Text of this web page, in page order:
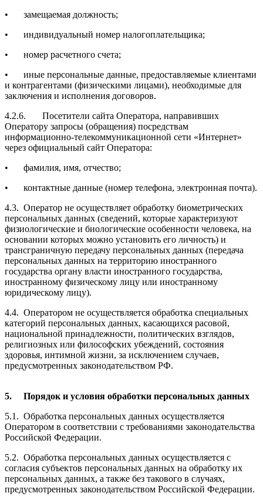
•
замещаемая должность;
•
индивидуальный номер налогоплательщика;
•
номер расчетного счета;
•
иные персональные данные, предоставляемые клиентами
и контрагентами (физическими лицами), необходимые для
заключения и исполнения договоров.
4.2.6.
Посетители сайта Оператора, направивших
Оператору запросы (обращения) посредствам
информационно-телекоммуникационной сети «Интернет»
через официальный сайт Оператора:
•
фамилия, имя, отчество;
•
контактные данные (номер телефона, электронная почта).
4.3. Оператор не осуществляет обработку биометрических
персональных данных (сведений, которые характеризуют
физиологические и биологические особенности человека, на
основании которых можно установить его личность) и
трансграничную передачу персональных данных (передача
персональных данных на территорию иностранного
государства органу власти иностранного государства,
иностранному физическому лицу или иностранному
юридическому лицу).
4.4. Оператором не осуществляется обработка специальных
категорий персональных данных, касающихся расовой,
национальной принадлежности, политических взглядов,
религиозных или философских убеждений, состояния
здоровья, интимной жизни, за исключением случаев,
предусмотренных законодательством РФ.
5.
Порядок и условия обработки персональных данных
5.1. Обработка персональных данных осуществляется
Оператором в соответствии с требованиями законодательства
Российской Федерации.
5.2. Обработка персональных данных осуществляется с
согласия субъектов персональных данных на обработку их
персональных данных, а также без такового в случаях,
предусмотренных законодательством Российской Федерации.